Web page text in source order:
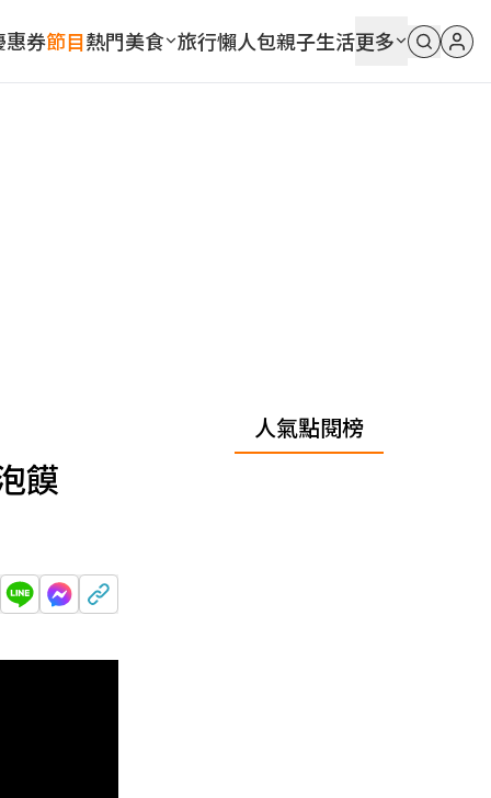
惠券節目熱門美食 旅行懶人包親子生活更多
饃
人氣點閱榜